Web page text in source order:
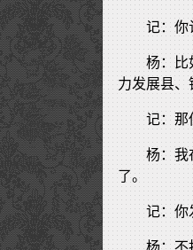
记：你
杨：比
力发展县
记：那
杨：我
了。
记：你
杨：不